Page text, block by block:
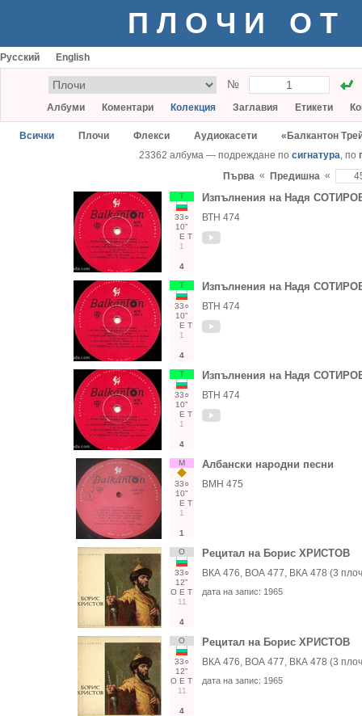
ПЛОЧИ ОТ
Русский English
№
Албуми Коментари Колекция Заглавия Етикети
Всички Плочи Флекси Аудиокасети
«Балкантон
23362 албума — подреждане по сигнатура, по
Първа « Предишна «
Т
33○
10"
Е Т
1
4
Изпълнения на Надя
ВТН 474
Т
33○
10"
Е Т
1
4
Изпълнения на Надя
ВТН 474
Т
33○
10"
Е Т
1
4
Изпълнения на Надя
ВТН 474
М
33○
10"
Е Т
1
1
Албански народни песни
ВМН 475
О
33○
12"
О Е Т
11
4
Рецитал на Борис ХРИСТОВ
ВКА 476, ВОА 477, ВКА 478 (3
дата на запис: 1965
О
33○
12"
О Е Т
11
4
Рецитал на Борис ХРИСТОВ
ВКА 476, ВОА 477, ВКА 478 (3
дата на запис: 1965